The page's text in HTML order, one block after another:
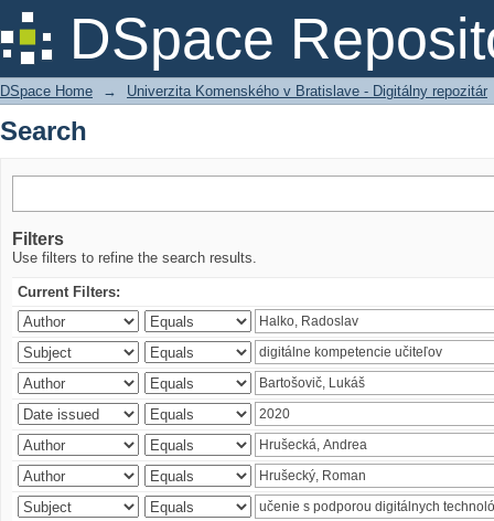
DSpace
Search
DSpace Home → Univerzita Komenského v Bratislave - Digitálny repozitár
Search
Filters
Use filters to refine the search results.
Current Filters: